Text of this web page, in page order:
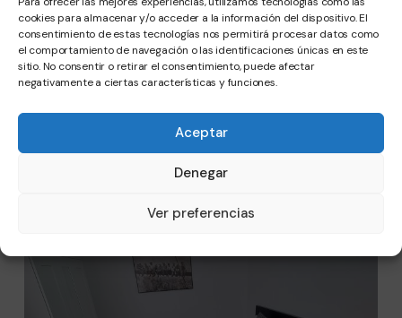
cookies para almacenar y/o acceder a la información del dispositivo. El
consentimiento de estas tecnologías nos permitirá procesar datos como
el comportamiento de navegación o las identificaciones únicas en este
sitio. No consentir o retirar el consentimiento, puede afectar
negativamente a ciertas características y funciones.
Aceptar
Denegar
Ver preferencias